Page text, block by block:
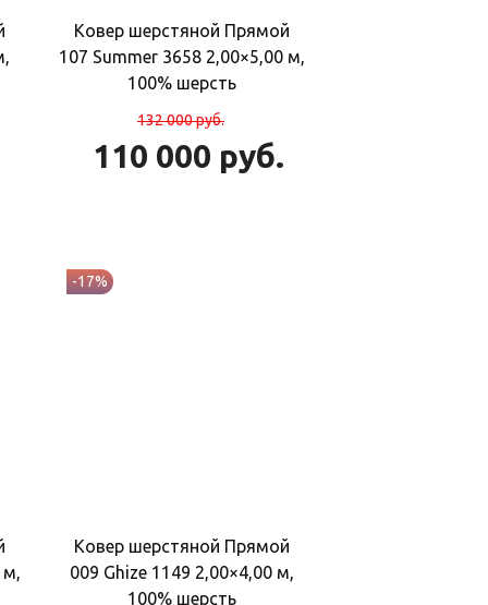
Ковер шерстяной Прямой
107 Summer 3658 2,00×5,00 м,
100% шерсть
132 000руб.
110 000 руб.
м,
-17%
Ковер шерстяной Прямой
009 Ghize 1149 2,00×4,00 м,
100% шерсть